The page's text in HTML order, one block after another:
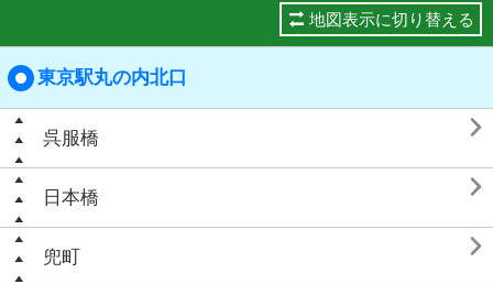
地図表示に切り替える
東京駅丸の内北口
呉服橋 
日本橋 
兜町 